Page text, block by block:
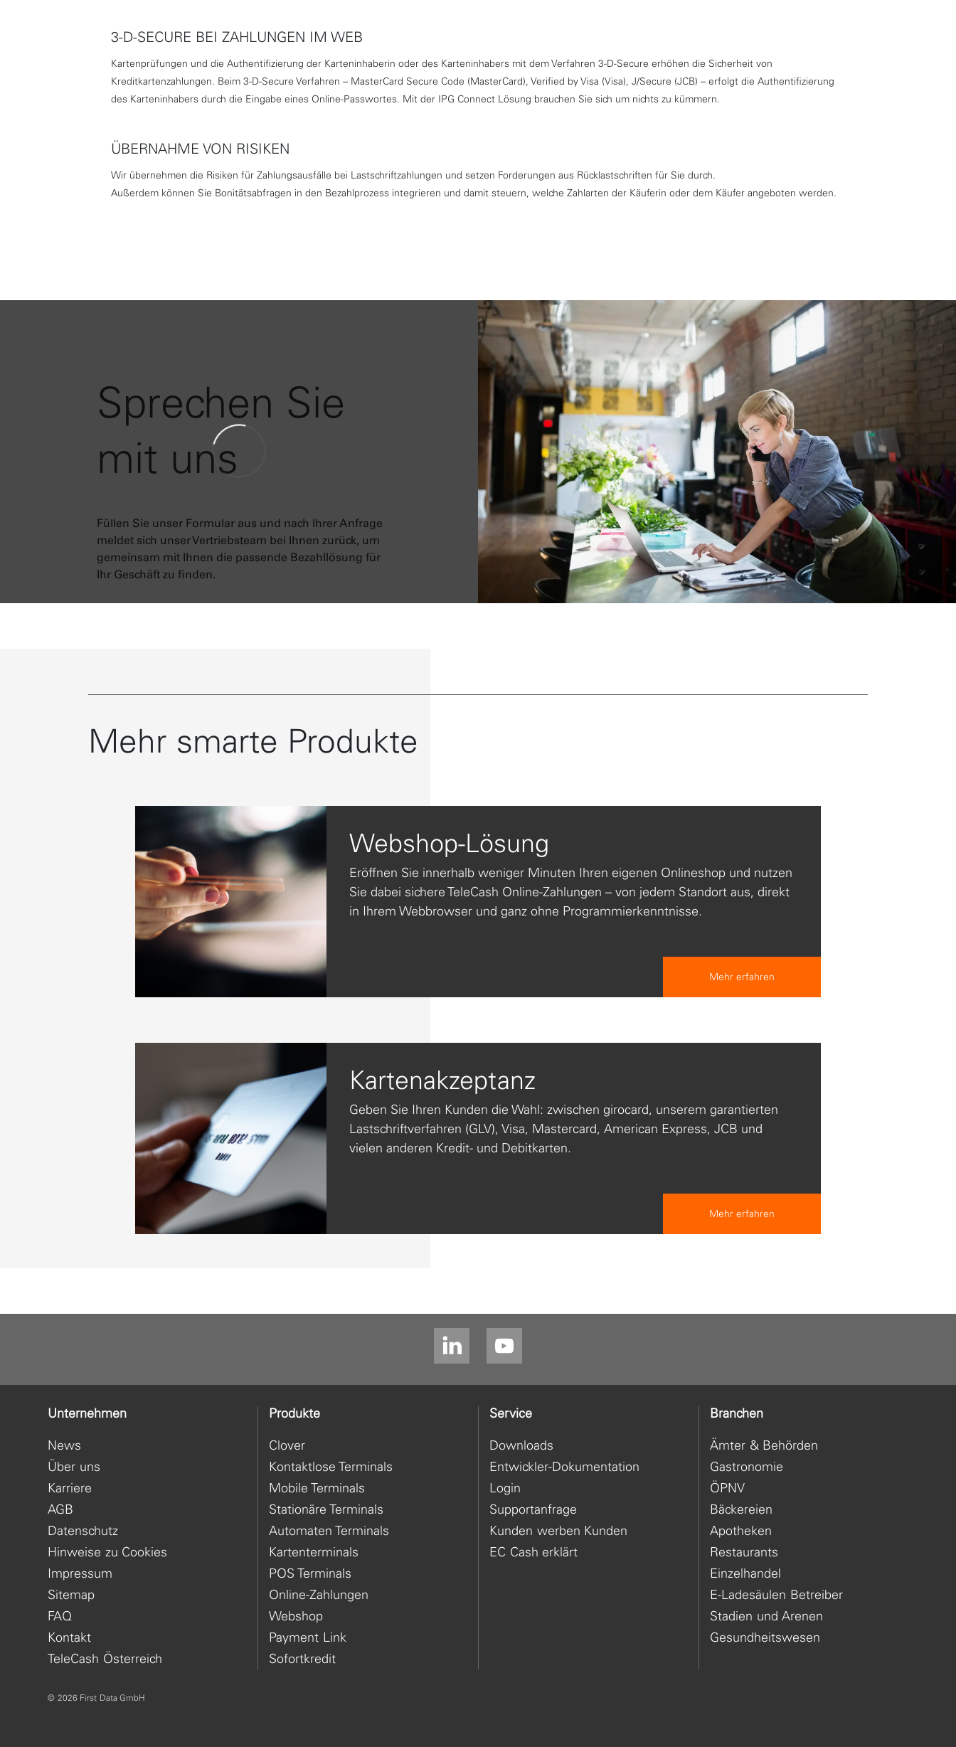
3-D-SECURE BEI ZAHLUNGEN IM WEB
Kartenprüfungen und die Authentifizierung der Karteninhaberin oder des Karteninhabers mit dem Verfahren 3-D-Secure erhöhen die Sicherheit von
Kreditkartenzahlungen. Beim 3-D-Secure Verfahren – MasterCard Secure Code (MasterCard), Verified by Visa (Visa), J/Secure (JCB) – erfolgt die Authentifizierung
des Karteninhabers durch die Eingabe eines Online-Passwortes. Mit der IPG Connect Lösung brauchen Sie sich um nichts zu kümmern.
ÜBERNAHME VON RISIKEN
Wir übernehmen die Risiken für Zahlungsausfälle bei Lastschriftzahlungen und setzen Forderungen aus Rücklastschriften für Sie durch.
Außerdem können Sie Bonitätsabfragen in den Bezahlprozess integrieren und damit steuern, welche Zahlarten der Käuferin oder dem Käufer angeboten werden.
Sprechen Sie
mit uns
Füllen Sie unser Formular aus und nach Ihrer Anfrage
meldet sich unser Vertriebsteam bei Ihnen zurück, um
gemeinsam mit Ihnen die passende Bezahllösung für
Ihr Geschäft zu finden.
Mehr smarte Produkte
Webshop-Lösung
Eröffnen Sie innerhalb weniger Minuten Ihren eigenen Onlineshop und nutzen
Sie dabei sichere TeleCash Online-Zahlungen – von jedem Standort aus, direkt
in Ihrem Webbrowser und ganz ohne Programmierkenntnisse.
Mehr erfahren
Kartenakzeptanz
Geben Sie Ihren Kunden die Wahl: zwischen girocard, unserem garantierten
Lastschriftverfahren (GLV), Visa, Mastercard, American Express, JCB und
vielen anderen Kredit- und Debitkarten.
Mehr erfahren
Unternehmen
News
Über uns
Karriere
AGB
Datenschutz
Hinweise zu Cookies
Impressum
Sitemap
FAQ
Kontakt
TeleCash Österreich
Produkte
Clover
Kontaktlose Terminals
Mobile Terminals
Stationäre Terminals
Automaten Terminals
Kartenterminals
POS Terminals
Online-Zahlungen
Webshop
Payment Link
Sofortkredit
Service
Downloads
Entwickler-Dokumentation
Login
Supportanfrage
Kunden werben Kunden
EC Cash erklärt
Branchen
Ämter & Behörden
Gastronomie
ÖPNV
Bäckereien
Apotheken
Restaurants
Einzelhandel
E-Ladesäulen Betreiber
Stadien und Arenen
Gesundheitswesen
© 2026 First Data GmbH